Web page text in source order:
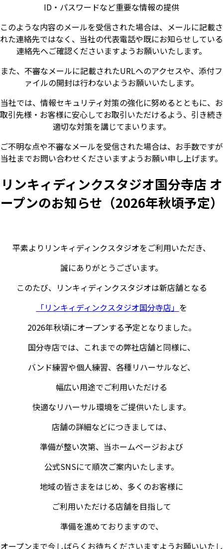
ID・パスワードなど重要な情報の提供
このような内容のメールを受信された場合は、メールに記載さ
れた連絡先ではなく、当社の代表電話や既にお知らせしている
連絡先へご確認くださいますようお願いいたします。
また、不審なメールに記載されたURLへのアクセスや、添付フ
ァイルの開封は行わないようお願いいたします。
当社では、情報セキュリティ対策の強化に努めるとともに、お
取引先様・お客様に安心してお取引いただけるよう、引き続き
適切な対策を講じてまいります。
ご不明な点や不審なメールを受信された場合は、お手数ですが
当社までお問い合わせくださいますようお願い申し上げます。
リンキィディンクスタジオ国分寺店 オ
ープンのお知らせ（2026年秋頃予定）
平素よりリンキィディンクスタジオをご利用いただき、
誠にありがとうございます。
このたび、リンキィディンクスタジオは新店舗となる
「リンキィディンクスタジオ国分寺店」 を
2026年秋頃にオープンする予定となりました。
国分寺店では、これまでの弊社店舗と同様に、
バンド練習や個人練習、各種リハーサルなど、
幅広い用途でご利用いただける
快適なリハーサル環境をご提供いたします。
店舗の詳細などにつきましては、
準備が整い次第、当ホームページおよび
公式SNSにて順次ご案内いたします。
地域の皆さまをはじめ、多くのお客様に
ご利用いただける店舗を目指して
準備を進めておりますので、
オープンまで今しばらくお待ちくださいますようお願いいたし